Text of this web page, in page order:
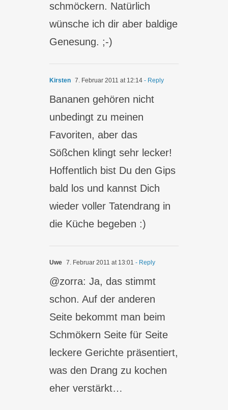
schmöckern. Natürlich
wünsche ich dir aber baldige
Genesung. ;-)
Kirsten 7. Februar 2011 at 12:14 - Reply
Bananen gehören nicht
unbedingt zu meinen
Favoriten, aber das
Sößchen klingt sehr lecker!
Hoffentlich bist Du den Gips
bald los und kannst Dich
wieder voller Tatendrang in
die Küche begeben :)
Uwe 7. Februar 2011 at 13:01 - Reply
@zorra: Ja, das stimmt
schon. Auf der anderen
Seite bekommt man beim
Schmökern Seite für Seite
leckere Gerichte präsentiert,
was den Drang zu kochen
eher verstärkt…